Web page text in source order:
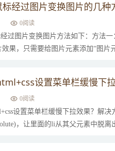
标经过图片变换图片的几种
0阅读
过图片变换图片方法如下：方法一
果，只需要给图片元素添加“图片
设置菜单栏缓慢下拉
0阅读
设置菜单栏缓慢下拉效果？解
，让里面的li从其父元素中脱